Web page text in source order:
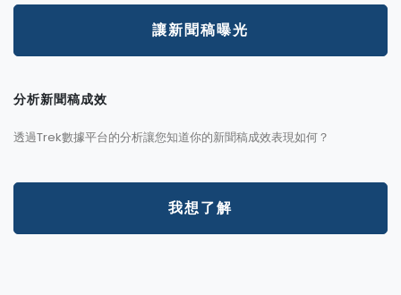
讓新聞稿曝光
分析新聞稿成效
透過Trek數據平台的分析讓您知道你的新聞稿成效表現如何？
我想了解